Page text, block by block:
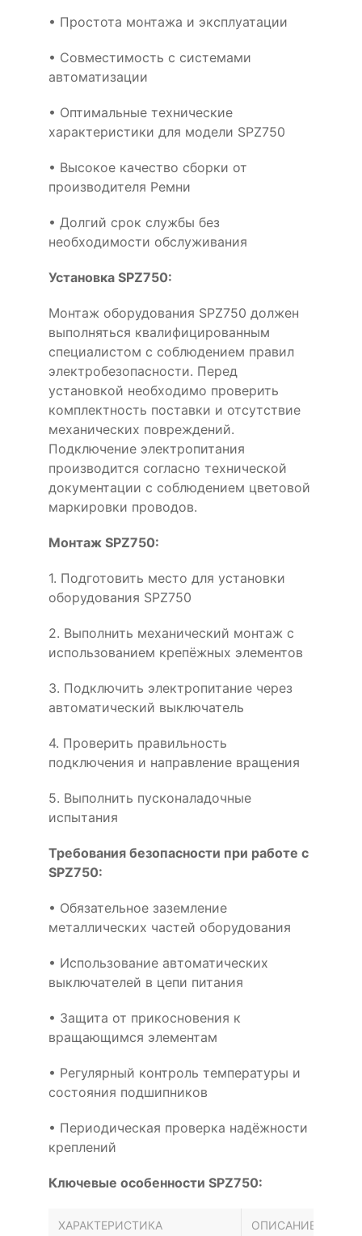
• Простота монтажа и эксплуатации
• Совместимость с системами
автоматизации
• Оптимальные технические
характеристики для модели SPZ750
• Высокое качество сборки от
производителя Ремни
• Долгий срок службы без
необходимости обслуживания
Установка SPZ750:
Монтаж оборудования SPZ750 должен
выполняться квалифицированным
специалистом с соблюдением правил
электробезопасности. Перед
установкой необходимо проверить
комплектность поставки и отсутствие
механических повреждений.
Подключение электропитания
производится согласно технической
документации с соблюдением цветовой
маркировки проводов.
Монтаж SPZ750:
1. Подготовить место для установки
оборудования SPZ750
2. Выполнить механический монтаж с
использованием крепёжных элементов
3. Подключить электропитание через
автоматический выключатель
4. Проверить правильность
подключения и направление вращения
5. Выполнить пусконаладочные
испытания
Требования безопасности при работе с
SPZ750:
• Обязательное заземление
металлических частей оборудования
• Использование автоматических
выключателей в цепи питания
• Защита от прикосновения к
вращающимся элементам
• Регулярный контроль температуры и
состояния подшипников
• Периодическая проверка надёжности
креплений
Ключевые особенности SPZ750:
ХАРАКТЕРИСТИКА ОПИСАНИЕ